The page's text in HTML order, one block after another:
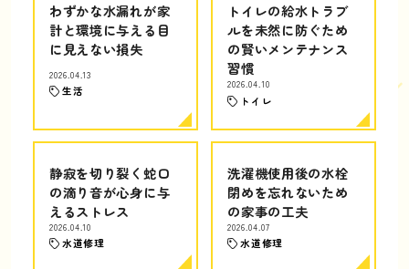
わずかな水漏れが家
計と環境に与える目
に見えない損失
2026.04.13
生活
トイレの給水トラブ
ルを未然に防ぐため
の賢いメンテナンス
習慣
2026.04.10
トイレ
静寂を切り裂く蛇口
の滴り音が心身に与
えるストレス
2026.04.10
水道修理
洗濯機使用後の水栓
閉めを忘れないため
の家事の工夫
2026.04.07
水道修理